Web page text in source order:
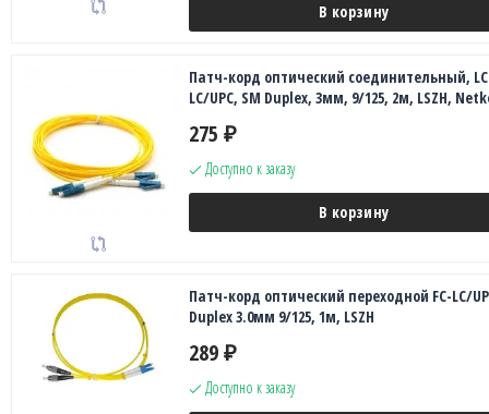
В корзину
Патч-корд оптический соединительный,
LC/UPC, SM Duplex, 3мм, 9/125, 2м, LSZH,
275 ₽
Доступно к заказу
В корзину
Патч-корд оптический переходной FC-LC/
Duplex 3.0мм 9/125, 1м, LSZH
289 ₽
Доступно к заказу